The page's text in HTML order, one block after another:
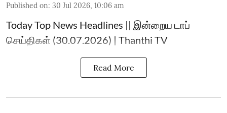
Published on: 30 Jul 2026, 10:06 am
Today Top News Headlines || இன்றைய டாப்
செய்திகள் (30.07.2026) | Thanthi TV
Read More